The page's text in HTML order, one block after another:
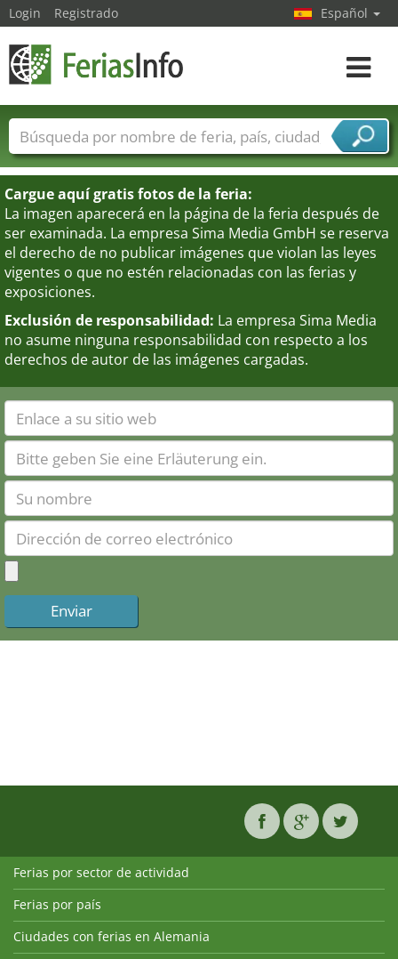
Cargue aquí gratis fotos de la feria:
La imagen aparecerá en la página de la feria después de
ser examinada. La empresa Sima Media GmbH se reserva
el derecho de no publicar imágenes que violan las leyes
vigentes o que no estén relacionadas con las ferias y
exposiciones.
Exclusión de responsabilidad: La empresa Sima Media
no asume ninguna responsabilidad con respecto a los
derechos de autor de las imágenes cargadas.
Login Registrado Español
toggle
Nombres de ferias Países
Ciudades
Sectores de ferias
Sectores de proveedor de servicios
Ferias por sector de actividad
Ferias por país
Ciudades con ferias en Alemania